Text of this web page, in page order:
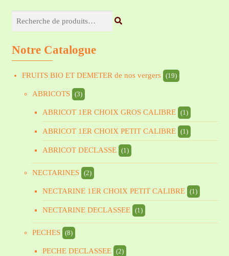
pour :
Notre Catalogue
FRUITS BIO ET DEMETER de nos vergers (19)
ABRICOTS (3)
ABRICOT 1ER CHOIX GROS CALIBRE (1)
ABRICOT 1ER CHOIX PETIT CALIBRE (1)
ABRICOT DECLASSE (1)
NECTARINES (2)
NECTARINE 1ER CHOIX PETIT CALIBRE (1)
NECTARINE DECLASSEE (1)
PECHES (8)
PECHE DECLASSEE (2)